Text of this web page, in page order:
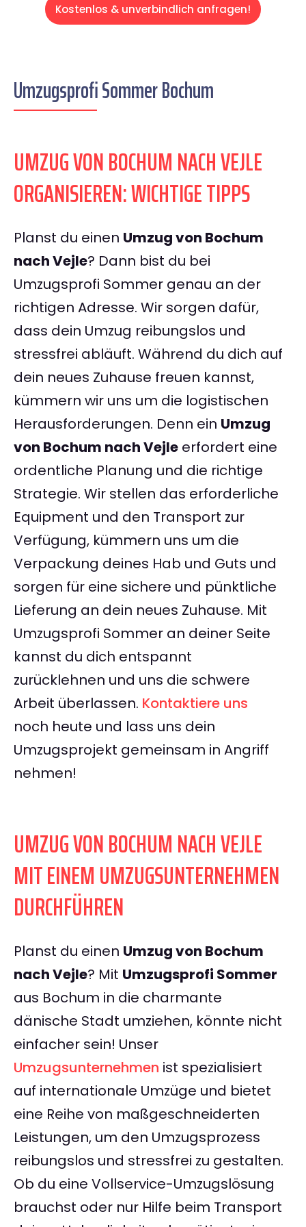
Kostenlos & unverbindlich anfragen!
Umzugsprofi Sommer Bochum
UMZUG VON BOCHUM NACH VEJLE
ORGANISIEREN: WICHTIGE TIPPS
Planst du einen Umzug von Bochum
nach Vejle? Dann bist du bei
Umzugsprofi Sommer genau an der
richtigen Adresse. Wir sorgen dafür,
dass dein Umzug reibungslos und
stressfrei abläuft. Während du dich auf
dein neues Zuhause freuen kannst,
kümmern wir uns um die logistischen
Herausforderungen. Denn ein Umzug
von Bochum nach Vejle erfordert eine
ordentliche Planung und die richtige
Strategie. Wir stellen das erforderliche
Equipment und den Transport zur
Verfügung, kümmern uns um die
Verpackung deines Hab und Guts und
sorgen für eine sichere und pünktliche
Lieferung an dein neues Zuhause. Mit
Umzugsprofi Sommer an deiner Seite
kannst du dich entspannt
zurücklehnen und uns die schwere
Arbeit überlassen. Kontaktiere uns
noch heute und lass uns dein
Umzugsprojekt gemeinsam in Angriff
nehmen!
UMZUG VON BOCHUM NACH VEJLE
MIT EINEM UMZUGSUNTERNEHMEN
DURCHFÜHREN
Planst du einen Umzug von Bochum
nach Vejle? Mit Umzugsprofi Sommer
aus Bochum in die charmante
dänische Stadt umziehen, könnte nicht
einfacher sein! Unser
Umzugsunternehmen ist spezialisiert
auf internationale Umzüge und bietet
eine Reihe von maßgeschneiderten
Leistungen, um den Umzugsprozess
reibungslos und stressfrei zu gestalten.
Ob du eine Vollservice-Umzugslösung
brauchst oder nur Hilfe beim Transport